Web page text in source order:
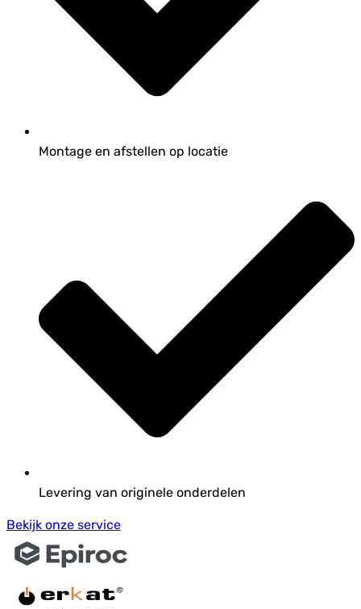
Montage en afstellen op locatie
Levering van originele onderdelen
Bekijk onze service